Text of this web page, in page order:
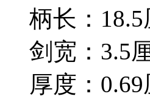
柄长：18.5
剑宽：3.5
厚度：0.69